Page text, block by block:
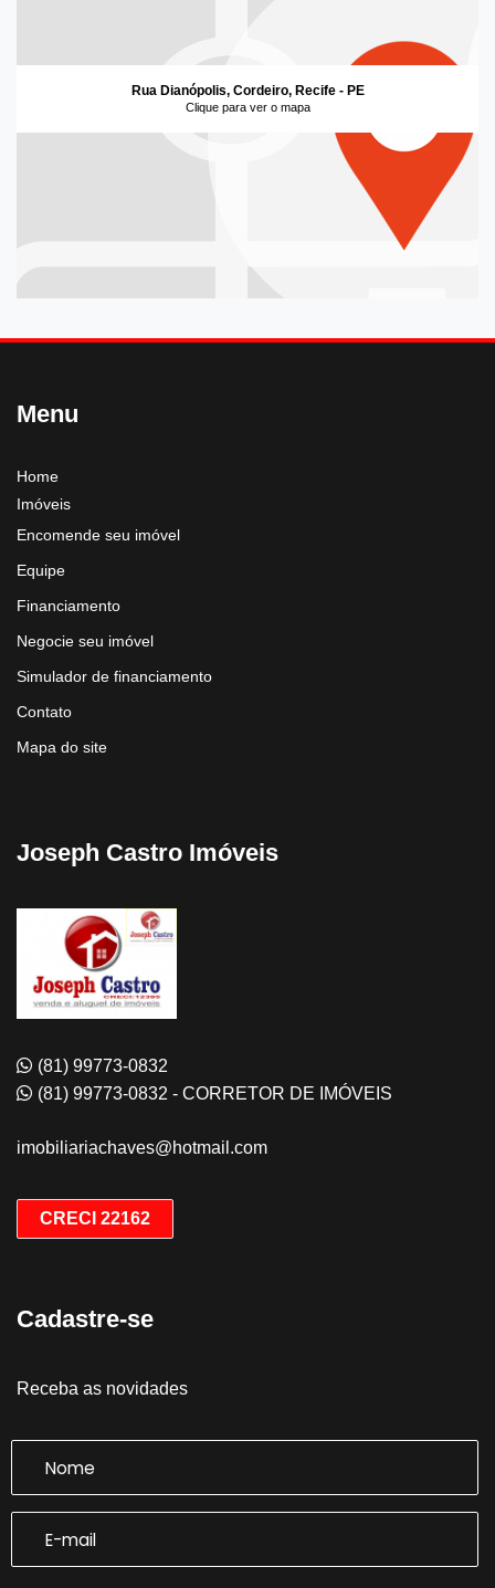
Rua Dianópolis, Cordeiro, Recife - PE
Clique para ver o mapa
Menu
Home
Imóveis
Encomende seu imóvel
Equipe
Financiamento
Negocie seu imóvel
Simulador de financiamento
Contato
Mapa do site
Joseph Castro Imóveis
(81) 99773-0832
(81) 99773-0832 - CORRETOR DE IMÓVEIS
imobiliariachaves@hotmail.com
CRECI 22162
Cadastre-se
Receba as novidades